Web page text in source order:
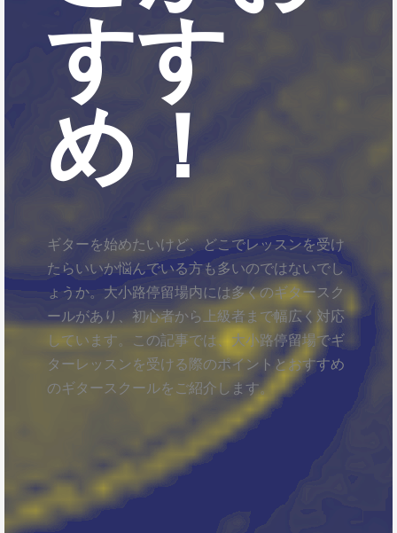
すす
め！
ギターを始めたいけど、どこでレッスンを受け
たらいいか悩んでいる方も多いのではないでし
ょうか。大小路停留場内には多くのギタースク
ールがあり、初心者から上級者まで幅広く対応
しています。この記事では、大小路停留場でギ
ターレッスンを受ける際のポイントとおすすめ
のギタースクールをご紹介します。